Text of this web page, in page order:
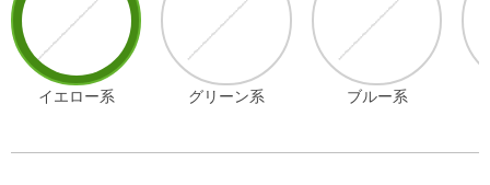
イエロー系 グリーン系 ブルー系